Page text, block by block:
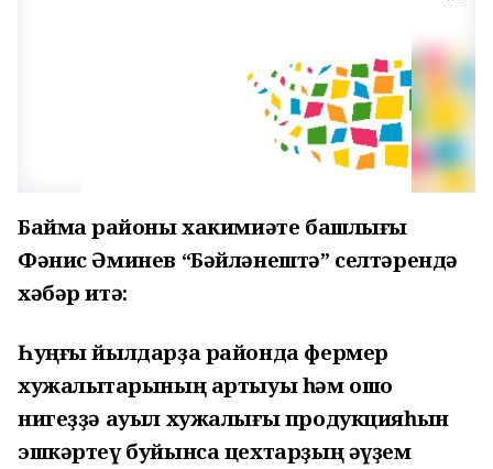
Баймаҡ районы хакимиәте башлығы
Фәнис Әминев “Бәйләнештә” селтәрендә
хәбәр итә:
Һуңғы йылдарҙа районда фермер
хужалыҡтарының артыуы һәм ошо
нигеҙҙә ауыл хужалығы продукцияһын
эшкәртеү буйынса цехтарҙың әүҙем